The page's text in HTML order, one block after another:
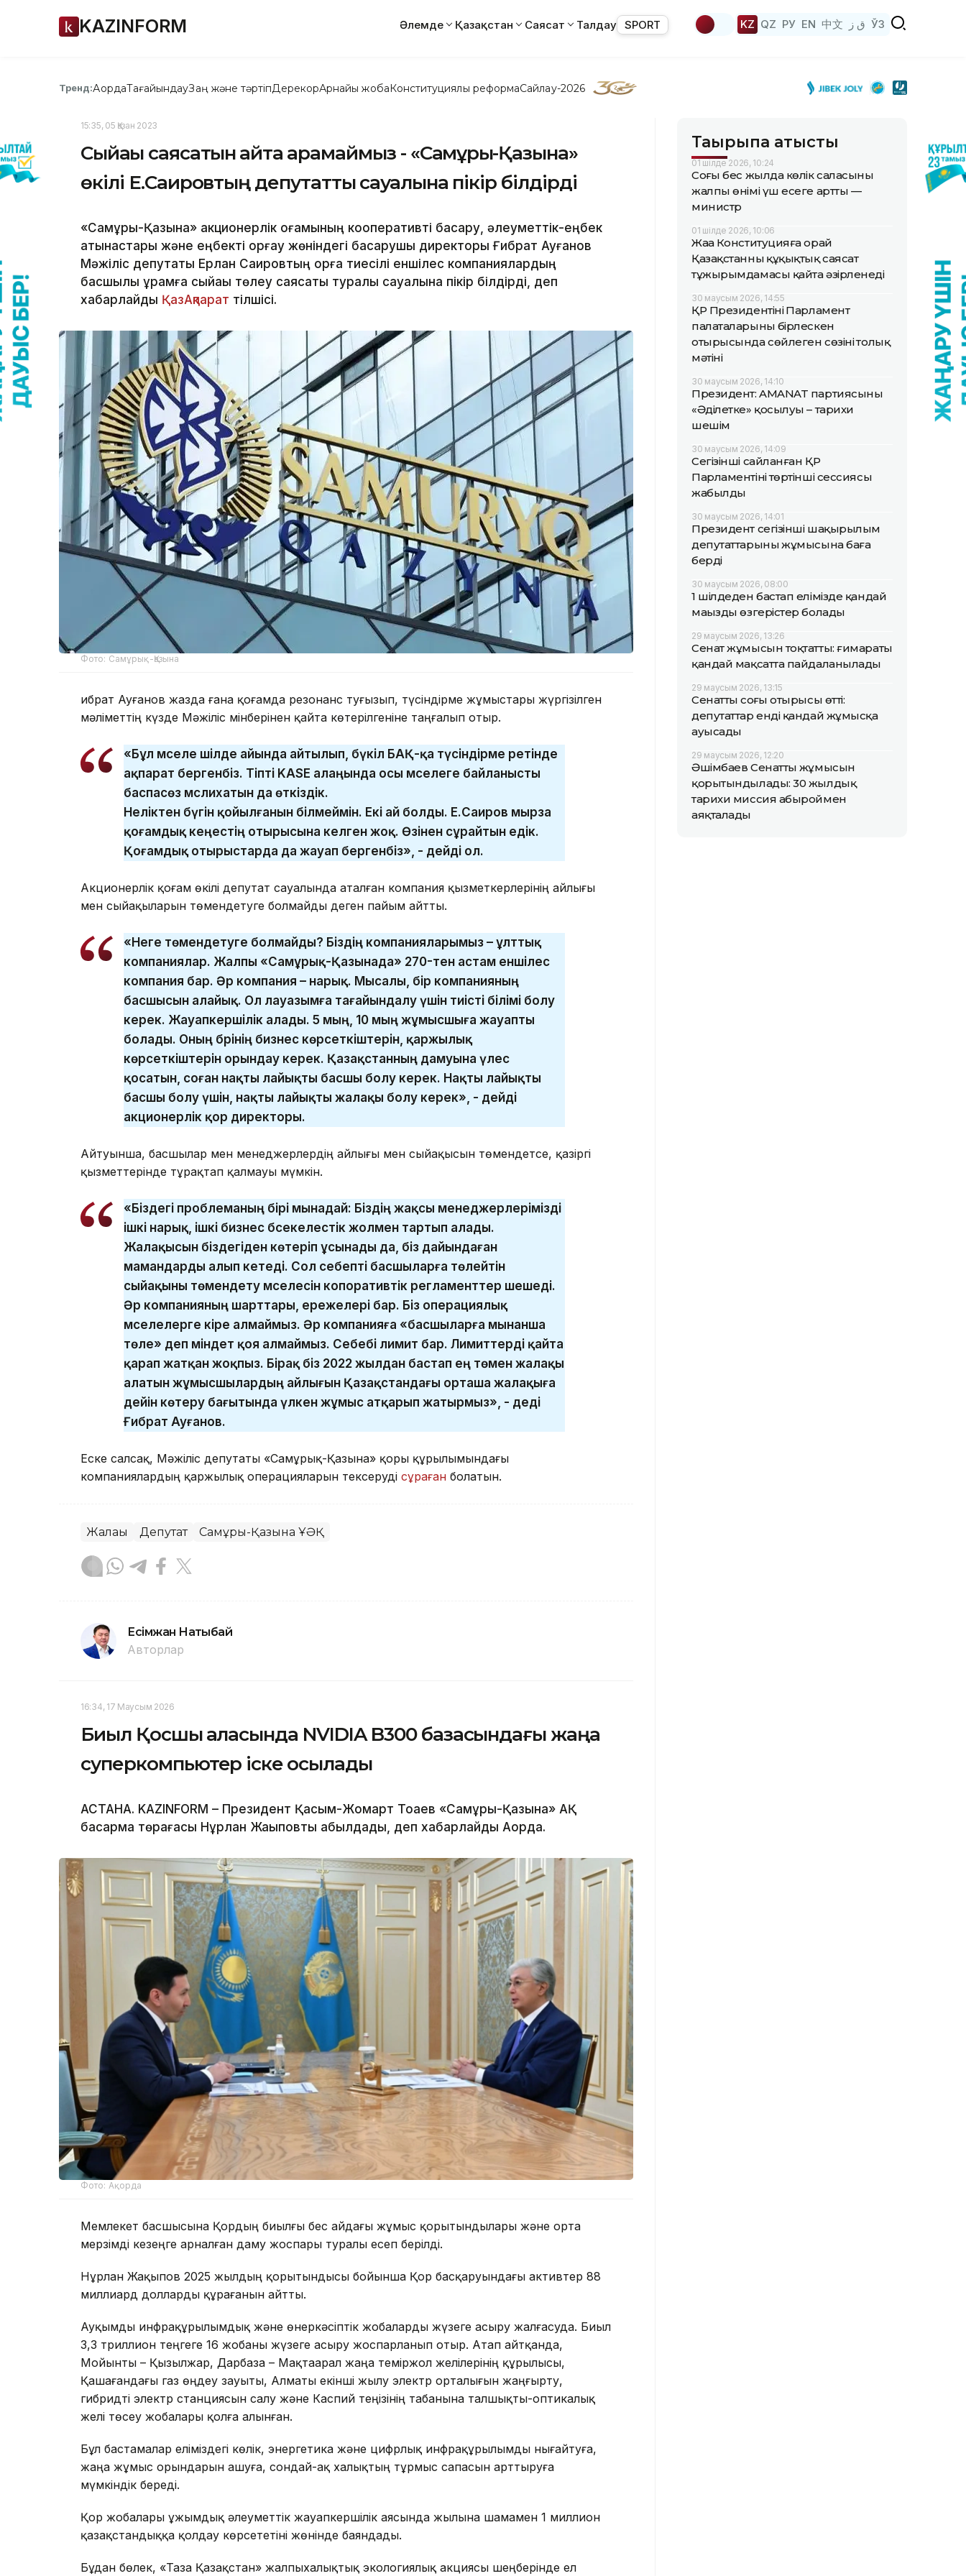
KAZINFORM Әлемде Қазақстан Саясат Талдау SPORT KZ QZ РУ EN 中文 ق ز ЎЗ
Тренд:АқордаТағайындауЗаң және тәртіпДерекқорАрнайы жобаКонституциялық реформаСайлау-2026
15:35, 05 Қазан 2023
Сыйақы саясатын қайта қарамаймыз - «Самұрық-Қазына»
өкілі Е.Саировтың депутаттық сауалына пікір білдірді
«Самұрық-Қазына» акционерлік қоғамының кооперативті басқару, әлеуметтік-еңбек
қатынастары және еңбекті қорғау жөніндегі басқарушы директоры Ғибрат Ауғанов
Мәжіліс депутаты Ерлан Саировтың қорға тиесілі еншілес компаниялардың
басшылық құрамға сыйақы төлеу саясаты туралы сауалына пікір білдірді, деп
хабарлайды ҚазАқпарат тілшісі.
Фото: Самұрық-Қазына
Ғибрат Ауғанов жазда ғана қоғамда резонанс туғызып, түсіндірме жұмыстары жүргізілген
мәліметтің күзде Мәжіліс мінберінен қайта көтерілгеніне таңғалып отыр.
«Бұл мәселе шілде айында айтылып, бүкіл БАҚ-қа түсіндірме ретінде
ақпарат бергенбіз. Тіпті KASE алаңында осы мәселеге байланысты
баспасөз мәслихатын да өткіздік.
Неліктен бүгін қойылғанын білмеймін. Екі ай болды. Е.Саиров мырза
қоғамдық кеңестің отырысына келген жоқ. Өзінен сұрайтын едік.
Қоғамдық отырыстарда да жауап бергенбіз», - дейді ол.
Акционерлік қоғам өкілі депутат сауалында аталған компания қызметкерлерінің айлығы
мен сыйақыларын төмендетуге болмайды деген пайым айтты.
«Неге төмендетуге болмайды? Біздің компанияларымыз – ұлттық
компаниялар. Жалпы «Самұрық-Қазынада» 270-тен астам еншілес
компания бар. Әр компания – нарық. Мысалы, бір компанияның
басшысын алайық. Ол лауазымға тағайындалу үшін тиісті білімі болу
керек. Жауапкершілік алады. 5 мың, 10 мың жұмысшыға жауапты
болады. Оның бәрінің бизнес көрсеткіштерін, қаржылық
көрсеткіштерін орындау керек. Қазақстанның дамуына үлес
қосатын, соған нақты лайықты басшы болу керек. Нақты лайықты
басшы болу үшін, нақты лайықты жалақы болу керек», - дейді
акционерлік қор директоры.
Айтуынша, басшылар мен менеджерлердің айлығы мен сыйақысын төмендетсе, қазіргі
қызметтерінде тұрақтап қалмауы мүмкін.
«Біздегі проблеманың бірі мынадай: Біздің жақсы менеджерлерімізді
ішкі нарық, ішкі бизнес бәсекелестік жолмен тартып алады.
Жалақысын біздегіден көтеріп ұсынады да, біз дайындаған
мамандарды алып кетеді. Сол себепті басшыларға төлейтін
сыйақыны төмендету мәселесін копоративтік регламенттер шешеді.
Әр компанияның шарттары, ережелері бар. Біз операциялық
мәселелерге кіре алмаймыз. Әр компанияға «басшыларға мынанша
төле» деп міндет қоя алмаймыз. Себебі лимит бар. Лимиттерді қайта
қарап жатқан жоқпыз. Бірақ біз 2022 жылдан бастап ең төмен жалақы
алатын жұмысшылардың айлығын Қазақстандағы орташа жалақыға
дейін көтеру бағытында үлкен жұмыс атқарып жатырмыз», - деді
Ғибрат Ауғанов.
Еске салсақ, Мәжіліс депутаты «Самұрық-Қазына» қоры құрылымындағы
компаниялардың қаржылық операцияларын тексеруді сұраған болатын.
Жалақы Депутат Самұрық-Қазына ҰӘҚ
Есімжан Нақтыбай
Авторлар
16:34, 17 Маусым 2026
Биыл Қосшы қаласында NVIDIA B300 базасындағы жаңа
суперкомпьютер іске қосылады
АСТАНА. KAZINFORM – Президент Қасым-Жомарт Тоқаев «Самұрық-Қазына» АҚ
басқарма төрағасы Нұрлан Жақыповты қабылдады, деп хабарлайды Ақорда.
Фото: Ақорда
Мемлекет басшысына Қордың биылғы бес айдағы жұмыс қорытындылары және орта
мерзімді кезеңге арналған даму жоспары туралы есеп берілді.
Нұрлан Жақыпов 2025 жылдың қорытындысы бойынша Қор басқаруындағы активтер 88
миллиард долларды құрағанын айтты.
Ауқымды инфрақұрылымдық және өнеркәсіптік жобаларды жүзеге асыру жалғасуда. Биыл
3,3 триллион теңгеге 16 жобаны жүзеге асыру жоспарланып отыр. Атап айтқанда,
Мойынты – Қызылжар, Дарбаза – Мақтаарал жаңа теміржол желілерінің құрылысы,
Қашағандағы газ өңдеу зауыты, Алматы екінші жылу электр орталығын жаңғырту,
гибридті электр станциясын салу және Каспий теңізінің табанына талшықты-оптикалық
желі төсеу жобалары қолға алынған.
Бұл бастамалар еліміздегі көлік, энергетика және цифрлық инфрақұрылымды нығайтуға,
жаңа жұмыс орындарын ашуға, сондай-ақ халықтың тұрмыс сапасын арттыруға
мүмкіндік береді.
Қор жобалары ұжымдық әлеуметтік жауапкершілік аясында жылына шамамен 1 миллион
қазақстандыққа қолдау көрсететіні жөнінде баяндады.
Бұдан бөлек, «Таза Қазақстан» жалпыхалықтық экологиялық акциясы шеңберінде ел
Тақырыпқа қатысты
01 шілде 2026, 10:24
Соңғы бес жылда көлік саласының
жалпы өнімі үш есеге артты —
министр
01 шілде 2026, 10:06
Жаңа Конституцияға орай
Қазақстанның құқықтық саясат
тұжырымдамасы қайта әзірленеді
30 маусым 2026, 14:55
ҚР Президентінің Парламент
палаталарының бірлескен
отырысында сөйлеген сөзінің толық
мәтіні
30 маусым 2026, 14:10
Президент: AMANAT партиясының
«Әділетке» қосылуы – тарихи
шешім
30 маусым 2026, 14:09
Сегізінші сайланған ҚР
Парламентінің төртінші сессиясы
жабылды
30 маусым 2026, 14:01
Президент сегізінші шақырылым
депутаттарының жұмысына баға
берді
30 маусым 2026, 08:00
1 шілдеден бастап елімізде қандай
маңызды өзгерістер болады
29 маусым 2026, 13:26
Сенат жұмысын тоқтатты: ғимараты
қандай мақсатта пайдаланылады
29 маусым 2026, 13:15
Сенаттың соңғы отырысы өтті:
депутаттар енді қандай жұмысқа
ауысады
29 маусым 2026, 12:20
Әшімбаев Сенаттың жұмысын
қорытындылады: 30 жылдық
тарихи миссия абыроймен
аяқталады